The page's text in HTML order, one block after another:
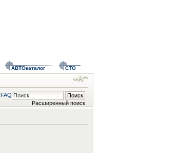
АВТОкаталог СТО
Расширенный поиск
FAQ